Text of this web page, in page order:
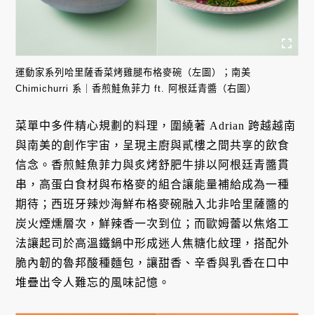
運動家系列哈里薩香菜烤雞腿布格麥碗（左圖）；南美
Chimichurri 系｜香煎鮭魚菲力 ft. 阿根廷青醬（右圖）
菜單中多件精心規劃的料理，圍繞著 Adrian 跨越越南
與南美的創作宇宙，呈現主廚與貳樓之間共享的飲食
信念。香煎鮭魚菲力與炙烤舒肥牛排以阿根廷青醬貫
串，高蛋白食材與布格麥的組合讓能量補給成為一種
期待；西班牙辣炒海鮮布格麥碗融入北非哈里薩醬的
炭火煙燻層次，鮮辣香一次到位；而歐姆蕾以焦烙工
法讓起司於高溫鐵鍋中形成迷人焦糖化紋理，搭配外
脆內韌的魯邦酸種麵包，讓甜香、辛香與乳香在口中
堆疊出令人難忘的風味記憶。